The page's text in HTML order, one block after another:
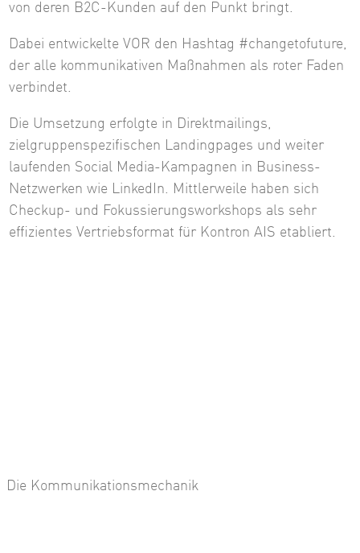
von deren B2C-Kunden auf den Punkt bringt.
Dabei entwickelte VOR den Hashtag #changetofuture,
der alle kommunikativen Maßnahmen als roter Faden
verbindet.
Die Umsetzung erfolgte in Direktmailings,
zielgruppenspezifischen Landingpages und weiter
laufenden Social Media-Kampagnen in Business-
Netzwerken wie LinkedIn. Mittlerweile haben sich
Checkup- und Fokussierungsworkshops als sehr
effizientes Vertriebsformat für Kontron AIS etabliert.
Die Kommunikationsmechanik